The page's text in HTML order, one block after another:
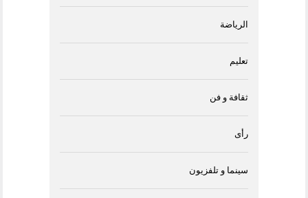
الرياضة
تعليم
ثقافة و فن
رأى
سينما و تلفزيون